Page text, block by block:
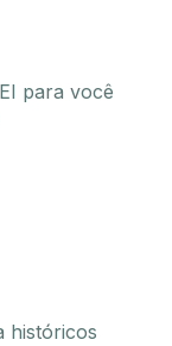
para você
históricos